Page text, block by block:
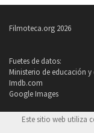
Filmoteca.org 2026
Fuetes de datos:
Ministerio de educación y
Imdb.com
Google Images
Política de privacidad
Este sitio web utiliza